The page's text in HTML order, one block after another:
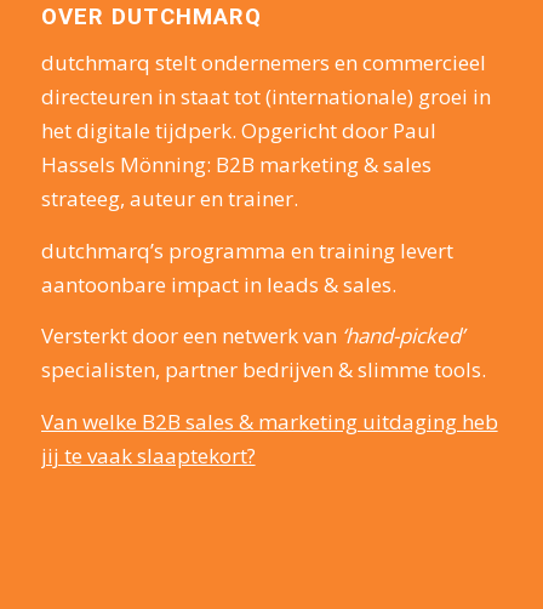
OVER DUTCHMARQ
dutchmarq stelt ondernemers en commercieel
directeuren in staat tot (internationale) groei in
het digitale tijdperk. Opgericht door Paul
Hassels Mönning: B2B marketing & sales
strateeg, auteur en trainer.
dutchmarq’s programma en training levert
aantoonbare impact in leads & sales.
Versterkt door een netwerk van ‘hand-picked’
specialisten, partner bedrijven & slimme tools.
Van welke B2B sales & marketing uitdaging heb
jij te vaak slaaptekort?